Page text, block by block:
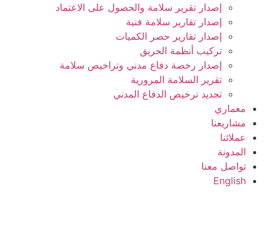
إصدار تقرير سلامة والحصول على الاعتماد
إصدار تقارير سلامة فنية
إصدار تقارير حصر الكميات
تركيب أنظمة الحريق
إصدار رخصة دفاع مدني وتراخيص سلامة
تقرير السلامة المرورية
تجديد ترخيص الدفاع المدني
معماري
مشاريعنا
عملائنا
المدونة
تواصل معنا
English